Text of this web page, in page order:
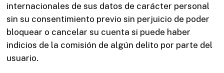
internacionales de sus datos de carácter personal
sin su consentimiento previo sin perjuicio de poder
bloquear o cancelar su cuenta si puede haber
indicios de la comisión de algún delito por parte del
usuario.